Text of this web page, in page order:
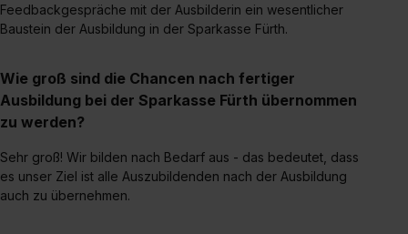
Wirkung für die Zukunft ganz oder teilweise über unsere
Datenschutzerklärung unter dem Punkt „Datenschutz-
einzelnen Cookies findest du durch Klick auf „Details
zeigen“. Weitere Informationen:Datenschutzerklärung
Impressum
Feedbackgespräche mit der Ausbilderin ein wesentlicher
Baustein der Ausbildung in der Sparkasse Fürth.
Wie groß sind die Chancen nach fertiger
Ausbildung bei der Sparkasse Fürth übernommen
zu werden?
Sehr groß! Wir bilden nach Bedarf aus - das bedeutet, dass
es unser Ziel ist alle Auszubildenden nach der Ausbildung
auch zu übernehmen.